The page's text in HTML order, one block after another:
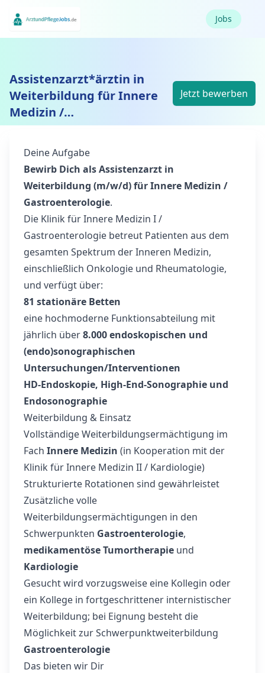
Jobs
Assistenzarzt*ärztin in
Weiterbildung für Innere
Medizin /
Gastroenterologie (m/w/d)
Jetzt bewerben
Deine Aufgabe
Bewirb Dich als Assistenzarzt in
Weiterbildung (m/w/d) für Innere Medizin /
Gastroenterologie.
Die Klinik für Innere Medizin I /
Gastroenterologie betreut Patienten aus dem
gesamten Spektrum der Inneren Medizin,
einschließlich Onkologie und Rheumatologie,
und verfügt über:
81 stationäre Betten
eine hochmoderne Funktionsabteilung mit
jährlich über8.000 endoskopischen und
(endo)sonographischen
Untersuchungen/Interventionen
HD-Endoskopie, High-End-Sonographie und
Endosonographie
Weiterbildung & Einsatz
Vollständige Weiterbildungsermächtigung im
Fach Innere Medizin (in Kooperation mit der
Klinik für Innere Medizin II / Kardiologie)
Strukturierte Rotationen sind gewährleistet
Zusätzliche volle
Weiterbildungsermächtigungen in den
Schwerpunkten Gastroenterologie,
medikamentöse Tumortherapie und
Kardiologie
Gesucht wird vorzugsweise eine Kollegin oder
ein Kollege in fortgeschrittener internistischer
Weiterbildung; bei Eignung besteht die
Möglichkeit zur Schwerpunktweiterbildung
Gastroenterologie
Das bieten wir Dir